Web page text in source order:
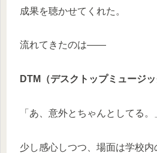
成果を聴かせてくれた。
流れてきたのは——
DTM（デスクトップミュージッ
「あ、意外とちゃんとしてる。
少し感心しつつ、場面は学校内